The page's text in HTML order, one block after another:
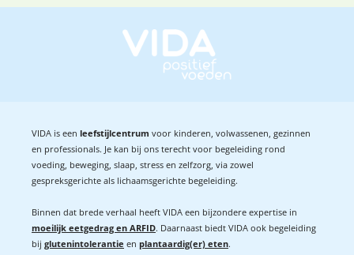
VIDA is een leefstijlcentrum voor kinderen, volwassenen, gezinnen
en professionals. Je kan bij ons terecht voor begeleiding rond
voeding, beweging, slaap, stress en zelfzorg, via zowel
gespreksgerichte als lichaamsgerichte begeleiding.
Binnen dat brede verhaal heeft VIDA een bijzondere expertise in
moeilijk eetgedrag en ARFID. Daarnaast biedt VIDA ook begeleiding
bij glutenintolerantie en plantaardig(er) eten.